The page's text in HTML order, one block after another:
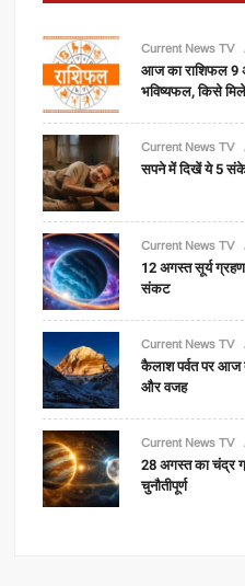
Current News TV
आज का राशिफल 9
भविष्यफल, किसे
Current News TV
सपने में दिखें ये 5
Current News TV
12 अगस्त सूर्य
संकट
Current News TV
कैलाश पर्वत पर आज
और वजह
Current News TV
28 अगस्त का चंद्र
चुनौतीपूर्ण